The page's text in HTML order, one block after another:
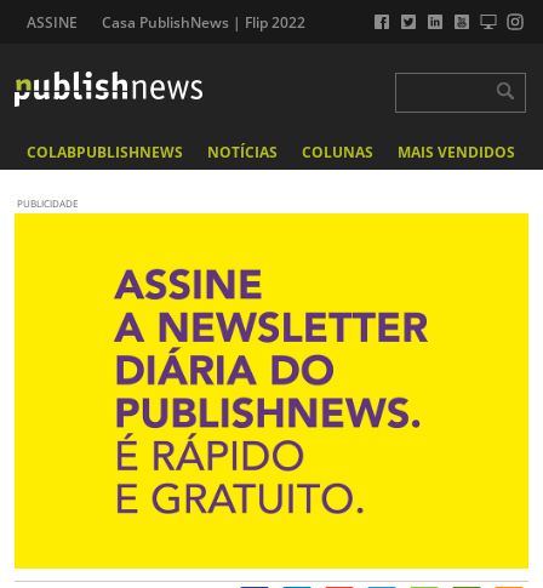
ASSINE Casa PublishNews | Flip 2022
COLABPUBLISHNEWS NOTÍCIAS COLUNAS MAIS VENDIDOS
PUBLICIDADE